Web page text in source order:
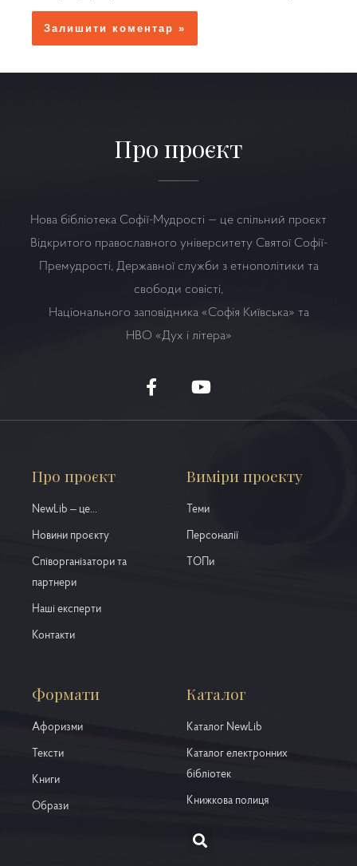
Про проєкт
Нова бібліотека Софії-Мудрості — це спільний проєкт
Відкритого православного університету Святої Софії-
Премудрості, Державної служби з етнополітики та
свободи совісті,
Національного заповідника «Софія Київська» та
НВО «Дух і літера»
Про проєкт
NewLib – це...
Новини проєкту
Співорганізатори та
партнери
Наші експерти
Контакти
Виміри проекту
Теми
Персоналії
ТОПи
Формати
Афоризми
Тексти
Книги
Образи
Каталог
Каталог NewLib
Каталог електронних
бібліотек
Книжкова полиця